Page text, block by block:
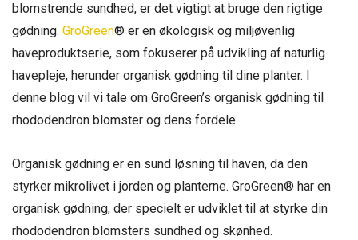
blomstrende sundhed, er det vigtigt at bruge den rigtige
gødning. GroGreen® er en økologisk og miljøvenlig
haveproduktserie, som fokuserer på udvikling af naturlig
havepleje, herunder organisk gødning til dine planter. I
denne blog vil vi tale om GroGreen’s organisk gødning til
rhododendron blomster og dens fordele.
Organisk gødning er en sund løsning til haven, da den
styrker mikrolivet i jorden og planterne. GroGreen® har en
organisk gødning, der specielt er udviklet til at styrke din
rhododendron blomsters sundhed og skønhed.